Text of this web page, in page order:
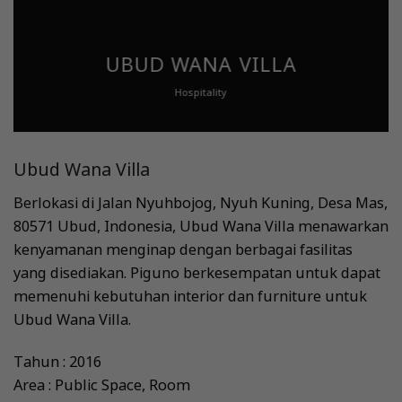
UBUD WANA VILLA
Hospitality
Ubud Wana Villa
Berlokasi di Jalan Nyuhbojog, Nyuh Kuning, Desa Mas,
80571 Ubud, Indonesia, Ubud Wana Villa menawarkan
kenyamanan menginap dengan berbagai fasilitas
yang disediakan. Piguno berkesempatan untuk dapat
memenuhi kebutuhan interior dan furniture untuk
Ubud Wana Villa.
Tahun : 2016
Area : Public Space, Room